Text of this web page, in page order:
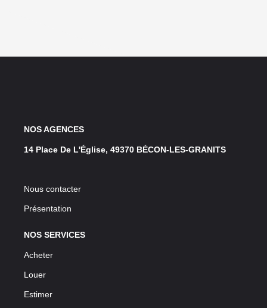
NOS AGENCES
14 Place De L'Église, 49370 BÉCON-LES-GRANITS
Nous contacter
Présentation
NOS SERVICES
Acheter
Louer
Estimer